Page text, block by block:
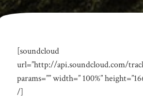
[soundcloud
url=”http://api.soundcloud.com/
params=”” width=” 100%”
/]